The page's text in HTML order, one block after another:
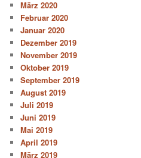
März 2020
Februar 2020
Januar 2020
Dezember 2019
November 2019
Oktober 2019
September 2019
August 2019
Juli 2019
Juni 2019
Mai 2019
April 2019
März 2019